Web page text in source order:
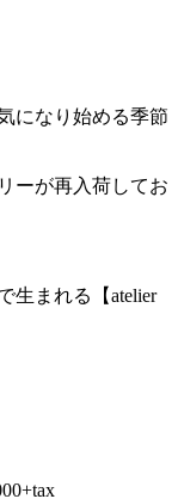
になり始める季節
ーが再入荷してお
生まれる【atelier